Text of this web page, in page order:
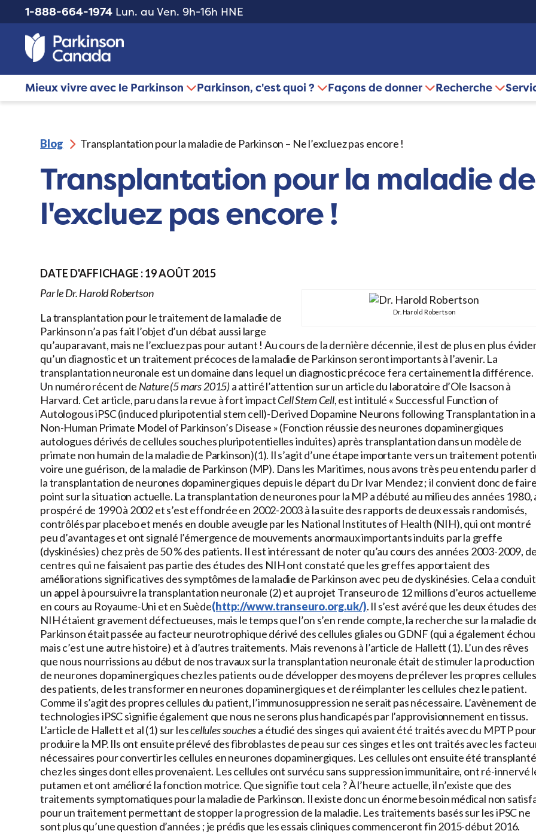
1-888-664-1974 Lun. au Ven. 9h-16h HNE
Mieux vivre avec le Parkinson Parkinson, c'est quoi ? Façons de donner Recherche
Blog Transplantation pour la maladie de Parkinson – Ne l’excluez pas encore !
Transplantation pour la maladie
l'excluez pas encore !
DATE D'AFFICHAGE : 19 AOÛT 2015
Dr. Harold Robertson
Par le Dr. Harold Robertson
La transplantation pour le traitement de la maladie de
Parkinson n’a pas fait l’objet d’un débat aussi large
qu’auparavant, mais ne l’excluez pas pour autant ! Au cours de la dernière décennie, il est de plus en plus
qu’un diagnostic et un traitement précoces de la maladie de Parkinson seront importants à l’avenir. La
transplantation neuronale est un domaine dans lequel un diagnostic précoce fera certainement la différence.
Un numéro récent de Nature (5 mars 2015)a attiré l’attention sur un article du laboratoire d’Ole Isacson à
Harvard. Cet article, paru dans la revue à fort impactCell Stem Cell, est intitulé « Successful Function of
Autologous iPSC (induced pluripotential stem cell)-Derived Dopamine Neurons following Transplantation in a
Non-Human Primate Model of Parkinson’s Disease » (Fonction réussie des neurones dopaminergiques
autologues dérivés de cellules souches pluripotentielles induites) après transplantation dans un modèle de
primate non humain de la maladie de Parkinson)(1). Il s’agit d’une étape importante vers un traitement
voire une guérison, de la maladie de Parkinson (MP). Dans les Maritimes, nous avons très peu entendu parler
la transplantation de neurones dopaminergiques depuis le départ du Dr Ivar Mendez ; il convient donc de
point sur la situation actuelle. La transplantation de neurones pour la MP a débuté au milieu des années 1980,
prospéré de 1990 à 2002 et s’est effondrée en 2002-2003 à la suite des rapports de deux essais randomisés,
contrôlés par placebo et menés en double aveugle par les National Institutes of Health (NIH), qui ont montré
peu d’avantages et ont signalé l’émergence de mouvements anormaux importants induits par la greffe
(dyskinésies) chez près de 50 % des patients. Il est intéressant de noter qu’au cours des années 2003-2009,
centres qui ne faisaient pas partie des études des NIH ont constaté que les greffes apportaient des
améliorations significatives des symptômes de la maladie de Parkinson avec peu de dyskinésies. Cela a
un appel à poursuivre la transplantation neuronale (2) et au projet Transeuro de 12 millions d’euros
en cours au Royaume-Uni et en Suède(http://www.transeuro.org.uk/). Il s’est avéré que les deux études
NIH étaient gravement défectueuses, mais le temps que l’on s’en rende compte, la recherche sur la maladie
Parkinson était passée au facteur neurotrophique dérivé des cellules gliales ou GDNF (qui a également
mais c’est une autre histoire) et à d’autres traitements. Mais revenons à l’article de Hallett (1). L’un des rêves
que nous nourrissions au début de nos travaux sur la transplantation neuronale était de stimuler la production
de neurones dopaminergiques chez les patients ou de développer des moyens de prélever les propres
des patients, de les transformer en neurones dopaminergiques et de réimplanter les cellules chez le patient.
Comme il s’agit des propres cellules du patient, l’immunosuppression ne serait pas nécessaire. L’avènement
technologies iPSC signifie également que nous ne serons plus handicapés par l’approvisionnement en tissus.
L’article de Hallett et al (1) sur lescellules souchesa étudié des singes qui avaient été traités avec du MPTP
produire la MP. Ils ont ensuite prélevé des fibroblastes de peau sur ces singes et les ont traités avec les
nécessaires pour convertir les cellules en neurones dopaminergiques. Les cellules ont ensuite été
chez les singes dont elles provenaient. Les cellules ont survécu sans suppression immunitaire, ont ré-innervé
putamen et ont amélioré la fonction motrice. Que signifie tout cela ? À l’heure actuelle, il n’existe que des
traitements symptomatiques pour la maladie de Parkinson. Il existe donc un énorme besoin médical non
pour un traitement permettant de stopper la progression de la maladie. Les traitements basés sur les iPSC ne
sont plus qu’une question d’années ; je prédis que les essais cliniques commenceront fin 2015-début 2016.